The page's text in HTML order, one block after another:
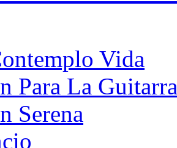
Vida
Para La Guitarra
Serena